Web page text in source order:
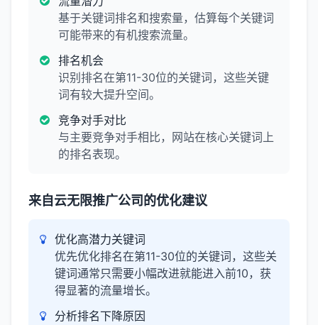
基于关键词排名和搜索量，估算每个关键词
可能带来的有机搜索流量。
排名机会
识别排名在第11-30位的关键词，这些关键
词有较大提升空间。
竞争对手对比
与主要竞争对手相比，网站在核心关键词上
的排名表现。
来自云无限推广公司的优化建议
优化高潜力关键词
优先优化排名在第11-30位的关键词，这些关
键词通常只需要小幅改进就能进入前10，获
得显著的流量增长。
分析排名下降原因